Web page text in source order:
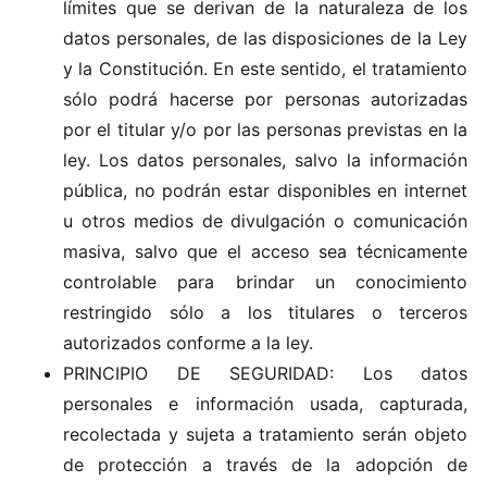
límites que se derivan de la naturaleza de los
datos personales, de las disposiciones de la Ley
y la Constitución. En este sentido, el tratamiento
sólo podrá hacerse por personas autorizadas
por el titular y/o por las personas previstas en la
ley. Los datos personales, salvo la información
pública, no podrán estar disponibles en internet
u otros medios de divulgación o comunicación
masiva, salvo que el acceso sea técnicamente
controlable para brindar un conocimiento
restringido sólo a los titulares o terceros
autorizados conforme a la ley.
PRINCIPIO DE SEGURIDAD: Los datos
personales e información usada, capturada,
recolectada y sujeta a tratamiento serán objeto
de protección a través de la adopción de